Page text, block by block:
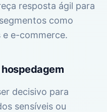
resposta ágil para
como
e e-commerce.
decisivo para
sensíveis ou